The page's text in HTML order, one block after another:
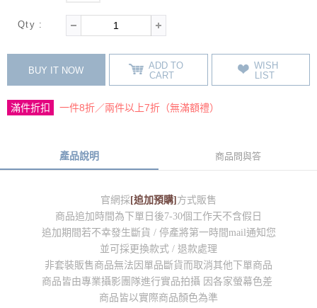
Qty :
BUY IT NOW
ADD TO
CART
WISH
LIST
滿件折扣 一件8折／兩件以上7折（無滿額禮）
產品說明 商品問與答
官網採 [追加預購] 方式販售
商品追加時間為下單日後7-30個工作天不含假日
追加期間若不幸發生斷貨 / 停產將第一時間mail通知您
並可採更換款式 / 退款處理
非套裝販售商品無法因單品斷貨而取消其他下單商品
商品皆由專業攝影團隊進行實品拍攝 因各家螢幕色差
商品皆以實際商品顏色為準